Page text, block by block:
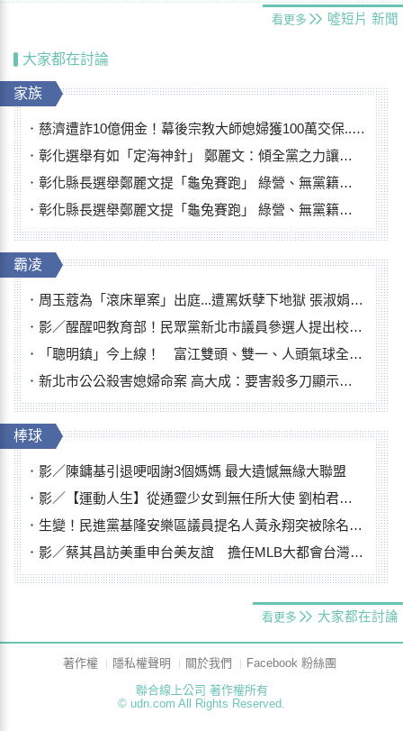
看更多 噓短片 新聞
大家都在討論
家族
慈濟遭詐10億佣金！幕後宗教大師媳婦獲100萬交保...快步奔離不發一語
彰化選舉有如「定海神針」 鄭麗文：傾全黨之力讓彰化贏
彰化縣長選舉鄭麗文提「龜兔賽跑」 綠營、無黨籍忙否認是烏龜
彰化縣長選舉鄭麗文提「龜兔賽跑」 綠營、無黨籍忙否認是烏龜
霸凌
周玉蔻為「滾床單案」出庭...遭罵妖孽下地獄 張淑娟批：舌頭殺人有罪
影／醒醒吧教育部！民眾黨新北市議員參選人提出校園反毒防線升級政見
「聰明鎮」今上線！ 富江雙頭、雙一、人頭氣球全登場
新北市公公殺害媳婦命案 高大成：要害殺多刀顯示怨恨深
棒球
影／陳鏞基引退哽咽謝3個媽媽 最大遺憾無緣大聯盟
影／【運動人生】從通靈少女到無任所大使 劉柏君女裁判人生國際發光
生變！民進黨基隆安樂區議員提名人黃永翔突被除名 將另提他人
影／蔡其昌訪美重申台美友誼 擔任MLB大都會台灣日開球嘉賓
看更多 大家都在討論
著作權 隱私權聲明 關於我們
Facebook 粉絲團
聯合線上公司 著作權所有
© udn.com All Rights Reserved.